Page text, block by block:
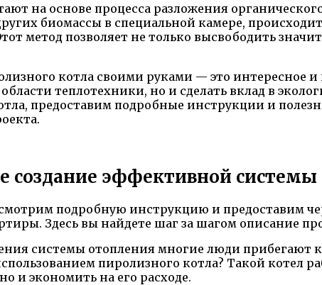
на основе процесса разложения
биомассы в специальной камере,
метод позволяет не только высвободить
котла своими руками — это интересное
теплотехники, но и сделать вклад в
предоставим подробные инструкции и
создание эффективной
подробную инструкцию и предоставим
Здесь вы найдете шаг за шагом описание
системы отопления многие люди прибегают
пиролизного котла? Такой котел
и экономить на его расходе.